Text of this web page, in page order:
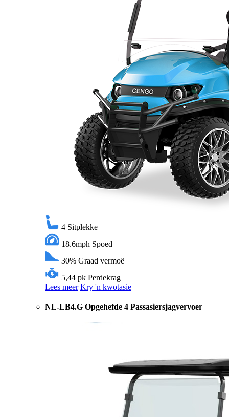
4 Sitplekke
18.6mph Spoed
30% Graad vermoë
5,44 pk Perdekrag
Lees meer Kry 'n kwotasie
NL-LB4.G Opgehefde 4 Passasiersjagvervoer